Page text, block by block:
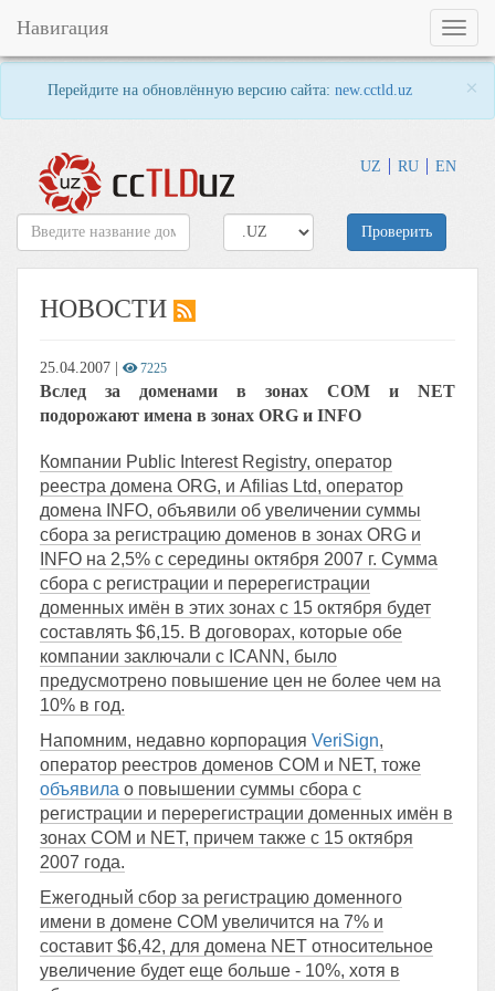
Перейдите на обновлённую версию сайта: new.cctld.uz ×
UZ RU EN
Toggle
Навигация
Проверить
НОВОСТИ
25.04.2007 7225
Вслед за доменами в зонах COM и NET
подорожают имена в зонах ORG и INFO
Компании Public Interest Registry, оператор
реестра домена ORG, и Afilias Ltd, оператор
домена INFO, объявили об увеличении суммы
сбора за регистрацию доменов в зонах ORG и
INFO на 2,5% с середины октября 2007 г. Сумма
сбора с регистрации и перерегистрации
доменных имён в этих зонах с 15 октября будет
составлять $6,15. В договорах, которые обе
компании заключали с ICANN, было
предусмотрено повышение цен не более чем на
10% в год.
Напомним, недавно корпорация VeriSign,
оператор реестров доменов COM и NET, тоже
объявила о повышении суммы сбора с
регистрации и перерегистрации доменных имён в
зонах COM и NET, причем также с 15 октября
2007 года.
Ежегодный сбор за регистрацию доменного
имени в домене COM увеличится на 7% и
составит $6,42, для домена NET относительное
увеличение будет еще больше - 10%, хотя в